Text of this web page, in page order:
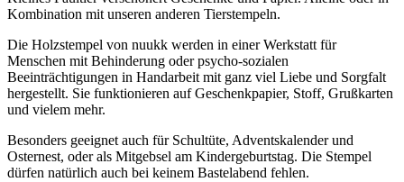
Kombination mit unseren anderen Tierstempeln.
Die Holzstempel von nuukk werden in einer Werkstatt für
Menschen mit Behinderung oder psycho-sozialen
Beeinträchtigungen in Handarbeit mit ganz viel Liebe und Sorgfalt
hergestellt. Sie funktionieren auf Geschenkpapier, Stoff, Grußkarten
und vielem mehr.
Besonders geeignet auch für Schultüte, Adventskalender und
Osternest, oder als Mitgebsel am Kindergeburtstag. Die Stempel
dürfen natürlich auch bei keinem Bastelabend fehlen.